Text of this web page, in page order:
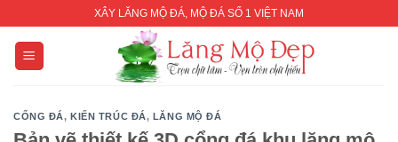
content
XÂY LĂNG MỘ ĐÁ, MỘ ĐÁ SỐ 1 VIỆT NAM
CỔNG ĐÁ,KIẾN TRÚC ĐÁ, LĂNG MỘ ĐÁ